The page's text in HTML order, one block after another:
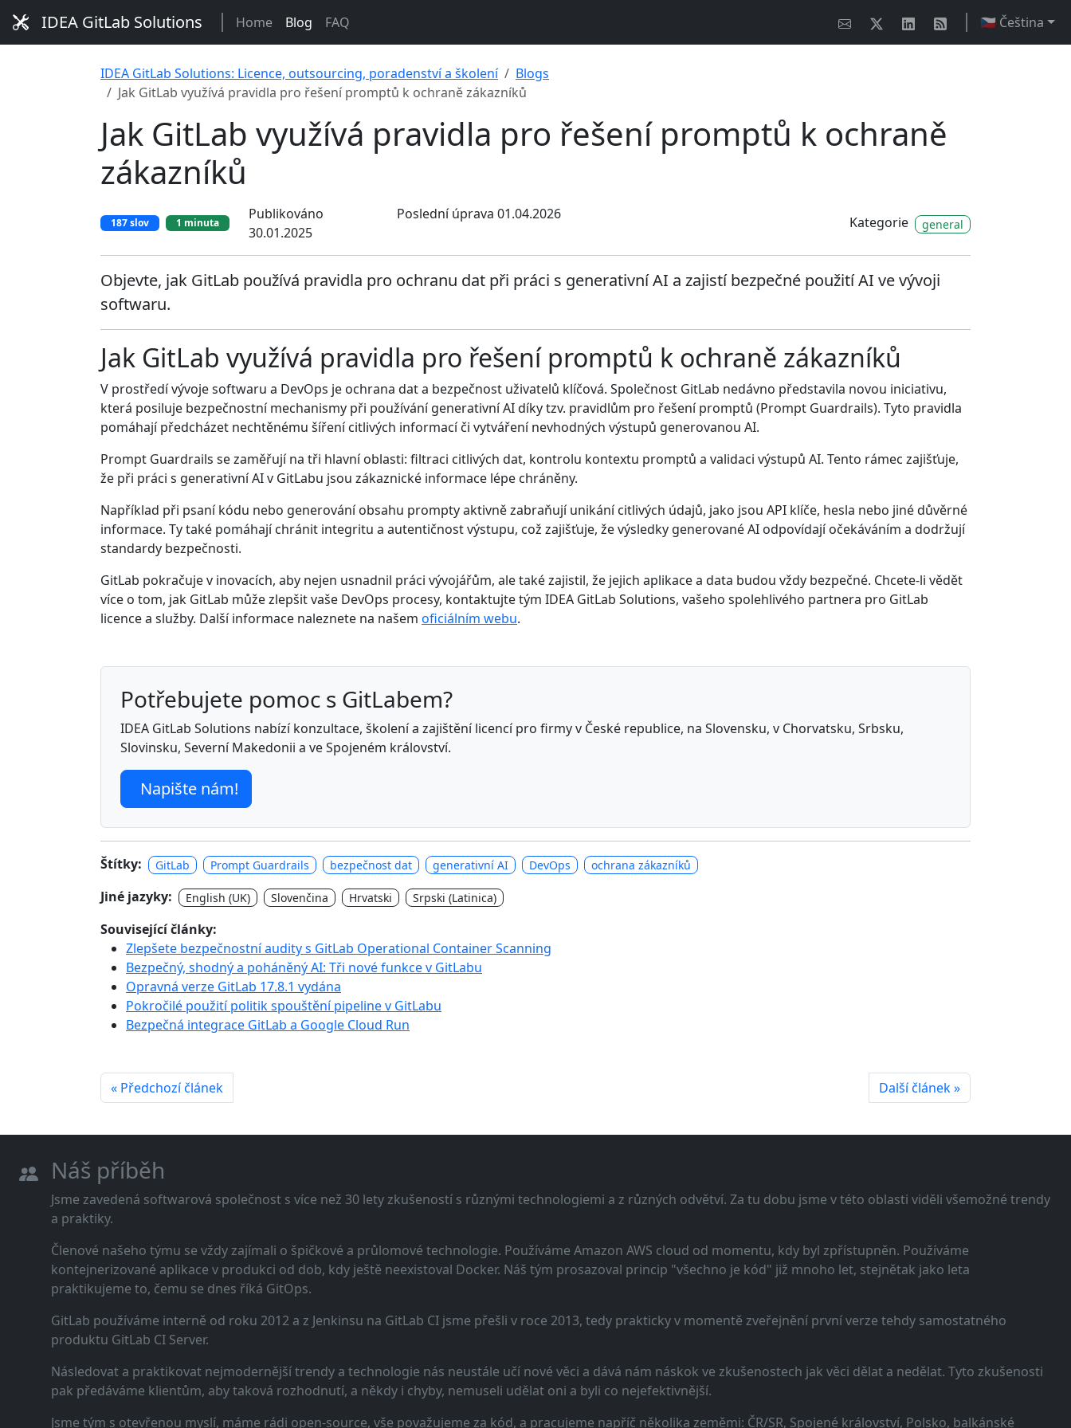
IDEA GitLab Solutions Home Blog FAQ 🇨🇿 Čeština
IDEA GitLab Solutions: Licence, outsourcing, poradenství a školení
Blogs
Jak GitLab využívá pravidla pro řešení promptů k ochraně zákazníků
Jak GitLab využívá pravidla pro řešení promptů k ochraně
zákazníků
187 slov 1 minuta
Publikováno
30.01.2025
Poslední úprava 01.04.2026
Kategorie general
Objevte, jak GitLab používá pravidla pro ochranu dat při práci s generativní AI a zajistí bezpečné použití AI ve vývoji
softwaru.
Jak GitLab využívá pravidla pro řešení promptů k ochraně zákazníků
V prostředí vývoje softwaru a DevOps je ochrana dat a bezpečnost uživatelů klíčová. Společnost GitLab nedávno představila novou iniciativu,
která posiluje bezpečnostní mechanismy při používání generativní AI díky tzv. pravidlům pro řešení promptů (Prompt Guardrails). Tyto pravidla
pomáhají předcházet nechtěnému šíření citlivých informací či vytváření nevhodných výstupů generovanou AI.
Prompt Guardrails se zaměřují na tři hlavní oblasti: filtraci citlivých dat, kontrolu kontextu promptů a validaci výstupů AI. Tento rámec zajišťuje,
že při práci s generativní AI v GitLabu jsou zákaznické informace lépe chráněny.
Například při psaní kódu nebo generování obsahu prompty aktivně zabraňují unikání citlivých údajů, jako jsou API klíče, hesla nebo jiné důvěrné
informace. Ty také pomáhají chránit integritu a autentičnost výstupu, což zajišťuje, že výsledky generované AI odpovídají očekáváním a dodržují
standardy bezpečnosti.
GitLab pokračuje v inovacích, aby nejen usnadnil práci vývojářům, ale také zajistil, že jejich aplikace a data budou vždy bezpečné. Chcete-li vědět
více o tom, jak GitLab může zlepšit vaše DevOps procesy, kontaktujte tým IDEA GitLab Solutions, vašeho spolehlivého partnera pro GitLab
licence a služby. Další informace naleznete na našem oficiálním webu.
Potřebujete pomoc s GitLabem?
IDEA GitLab Solutions nabízí konzultace, školení a zajištění licencí pro firmy v České republice, na Slovensku, v Chorvatsku, Srbsku,
Slovinsku, Severní Makedonii a ve Spojeném království.
Napište nám!
Štítky: GitLab Prompt Guardrails bezpečnost dat generativní AI DevOps ochrana zákazníků
Jiné jazyky: English (UK) Slovenčina Hrvatski Srpski (Latinica)
Související články:
Zlepšete bezpečnostní audity s GitLab Operational Container Scanning
Bezpečný, shodný a poháněný AI: Tři nové funkce v GitLabu
Opravná verze GitLab 17.8.1 vydána
Pokročilé použití politik spouštění pipeline v GitLabu
Bezpečná integrace GitLab a Google Cloud Run
« Předchozí článek Další článek »
Náš příběh
Jsme zavedená softwarová společnost s více než 30 lety zkušeností s různými technologiemi a z různých odvětví. Za tu dobu jsme v této oblasti viděli všemožné trendy
a praktiky.
Členové našeho týmu se vždy zajímali o špičkové a průlomové technologie. Používáme Amazon AWS cloud od momentu, kdy byl zpřístupněn. Používáme
kontejnerizované aplikace v produkci od dob, kdy ještě neexistoval Docker. Náš tým prosazoval princip "všechno je kód" již mnoho let, stejnětak jako leta
praktikujeme to, čemu se dnes říká GitOps.
GitLab používáme interně od roku 2012 a z Jenkinsu na GitLab CI jsme přešli v roce 2013, tedy prakticky v momentě zveřejnění první verze tehdy samostatného
produktu GitLab CI Server.
Následovat a praktikovat nejmodernější trendy a technologie nás neustále učí nové věci a dává nám náskok ve zkušenostech jak věci dělat a nedělat. Tyto zkušenosti
pak předáváme klientům, aby taková rozhodnutí, a někdy i chyby, nemuseli udělat oni a byli co nejefektivnější.
Jsme tým s otevřenou myslí, máme rádi open-source, vše považujeme za kód, a pracujeme napříč několika zeměmi: ČR/SR, Spojené království, Polsko, balkánské